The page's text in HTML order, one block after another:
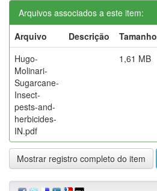
Arquivos associados a este item:
Arquivo
Descrição Tamanho
Hugo-
Molinari-
Sugarcane-
Insect-
pests-and-
herbicides-
IN.pdf
1,61 MB
Mostrar registro completo do item